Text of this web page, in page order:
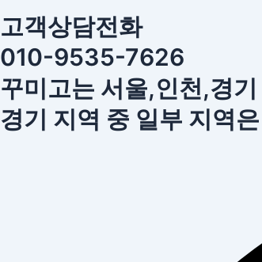
고객상담전화
010-9535-7626
꾸미고는 서울,인천,경
경기 지역 중 일부 지역